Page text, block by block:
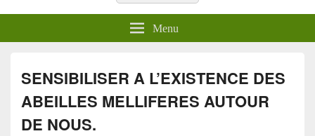
Menu
SENSIBILISER A L’EXISTENCE DES
ABEILLES MELLIFERES AUTOUR
DE NOUS.